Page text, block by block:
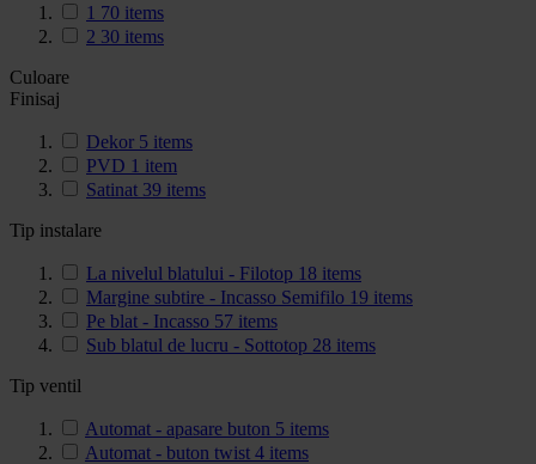
1 70 items
2 30 items
Culoare
Finisaj
Dekor 5 items
PVD 1 item
Satinat 39 items
Tip instalare
La nivelul blatului - Filotop 18 items
Margine subtire - Incasso Semifilo 19 items
Pe blat - Incasso 57 items
Sub blatul de lucru - Sottotop 28 items
Tip ventil
Automat - apasare buton 5 items
Automat - buton twist 4 items